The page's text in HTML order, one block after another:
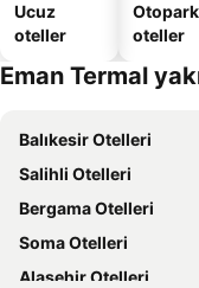
Ucuz
oteller
oteller
Eman Termal
Balıkesir Otelleri
Salihli Otelleri
Bergama Otelleri
Soma Otelleri
Alaşehir Otelleri